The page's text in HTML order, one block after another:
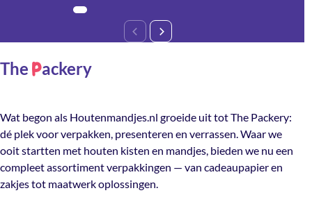
The Packery
Wat begon als Houtenmandjes.nl groeide uit tot The Packery:
dé plek voor verpakken, presenteren en verrassen. Waar we
ooit startten met houten kisten en mandjes, bieden we nu een
compleet assortiment verpakkingen — van cadeaupapier en
zakjes tot maatwerk oplossingen.